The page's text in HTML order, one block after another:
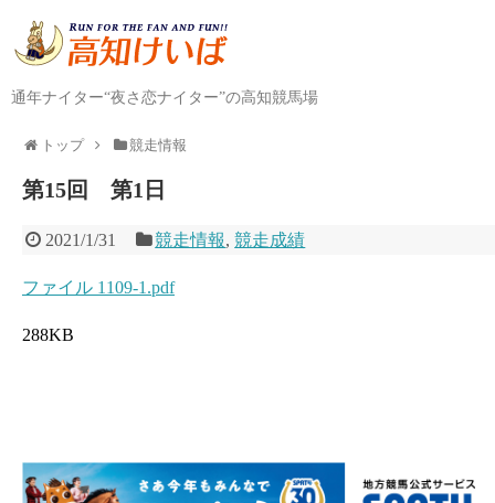
通年ナイター“夜さ恋ナイター”の高知競馬場
トップ 競走情報
第15回 第1日
2021/1/31 競走情報,競走成績
ファイル 1109-1.pdf
288KB